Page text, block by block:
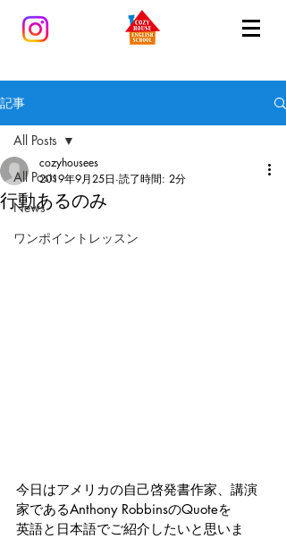
記事
All Posts
News
ワンポイントレッスン
All Posts
行動あるのみ
cozyhousees
2019年9月25日 読了時間: 2分
今日はアメリカの自己啓発書作家、講演
家であるAnthony RobbinsのQuoteを
英語と日本語でご紹介したいと思いま